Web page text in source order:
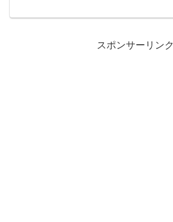
スポンサーリンク